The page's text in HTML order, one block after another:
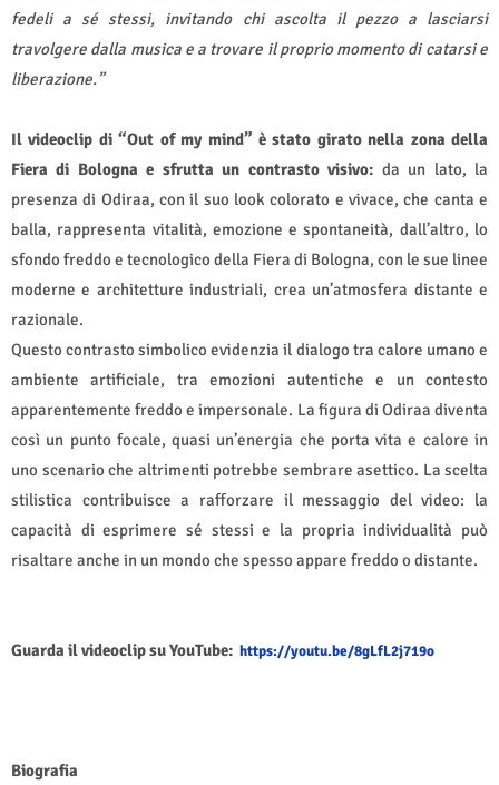
fedeli a sé stessi, invitando chi ascolta il pezzo a lasciarsi
travolgere dalla musica e a trovare il proprio momento di catarsi e
liberazione.”
Il videoclip di “Out of my mind” è stato girato nella zona della
Fiera di Bologna e sfrutta un contrasto visivo: da un lato, la
presenza di Odiraa, con il suo look colorato e vivace, che canta e
balla, rappresenta vitalità, emozione e spontaneità, dall’altro, lo
sfondo freddo e tecnologico della Fiera di Bologna, con le sue linee
moderne e architetture industriali, crea un’atmosfera distante e
razionale.
Questo contrasto simbolico evidenzia il dialogo tra calore umano e
ambiente artificiale, tra emozioni autentiche e un contesto
apparentemente freddo e impersonale. La figura di Odiraa diventa
così un punto focale, quasi un’energia che porta vita e calore in
uno scenario che altrimenti potrebbe sembrare asettico. La scelta
stilistica contribuisce a rafforzare il messaggio del video: la
capacità di esprimere sé stessi e la propria individualità può
risaltare anche in un mondo che spesso appare freddo o distante.
Guarda il videoclip su YouTube: https://youtu.be/8gLfL2j719o
Biografia